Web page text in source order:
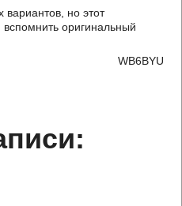
вариантов, но этот
оригинальный
WB6BYU